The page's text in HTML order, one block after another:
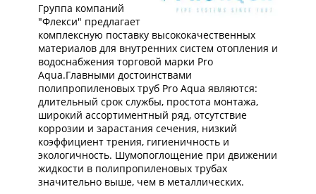
Группа компаний
"Флекси" предлагает
комплексную поставку высококачественных
материалов для внутренних систем отопления и
водоснабжения торговой марки Pro
Aqua.Главными достоинствами
полипропиленовых труб Pro Aqua являются:
длительный срок службы, простота монтажа,
широкий ассортиментный ряд, отсутствие
коррозии и зарастания сечения, низкий
коэффициент трения, гигиеничность и
экологичность. Шумопоглощение при движении
жидкости в полипропиленовых трубах
значительно выше, чем в металлических.